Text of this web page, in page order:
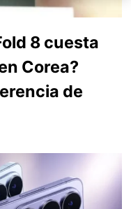
8 cuesta
Corea?
de